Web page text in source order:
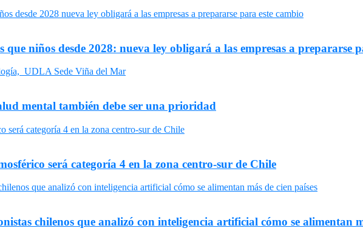
niños desde 2028: nueva ley obligará a las empresas a prepararse
mental también debe ser una prioridad
será categoría 4 en la zona centro-sur de Chile
chilenos que analizó con inteligencia artificial cómo se alimentan